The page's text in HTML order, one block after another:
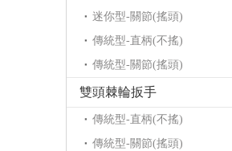
迷你型-關節(搖頭)
傳統型-直柄(不搖)
傳統型-關節(搖頭)
雙頭棘輪扳手
傳統型-直柄(不搖)
傳統型-關節(搖頭)